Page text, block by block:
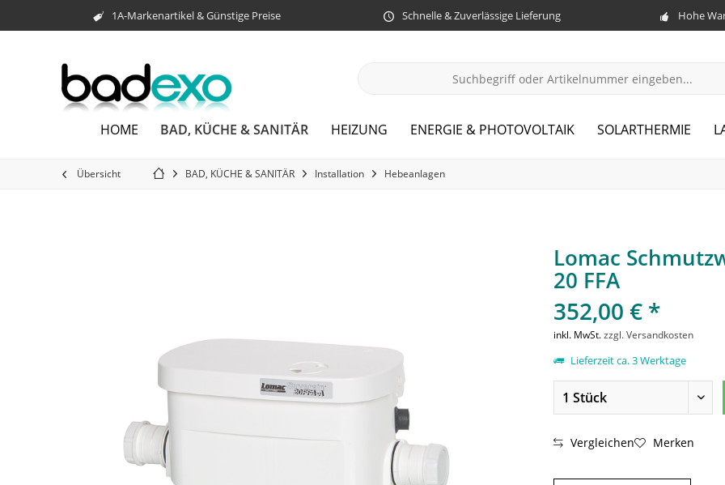
1A-Markenartikel & Günstige Preise Schnelle & Zuverlässige Lieferung Hohe
HOME BAD, KÜCHE & SANITÄR HEIZUNG ENERGIE & PHOTOVOLTAIK SOLARTHERMIE
Übersicht BAD, KÜCHE & SANITÄR Installation Hebeanlagen
Lomac
20 FFA
352,00 € *
inkl. MwSt.zzgl. Versandkosten
Lieferzeit ca. 3 Werktage
Vergleichen Merken